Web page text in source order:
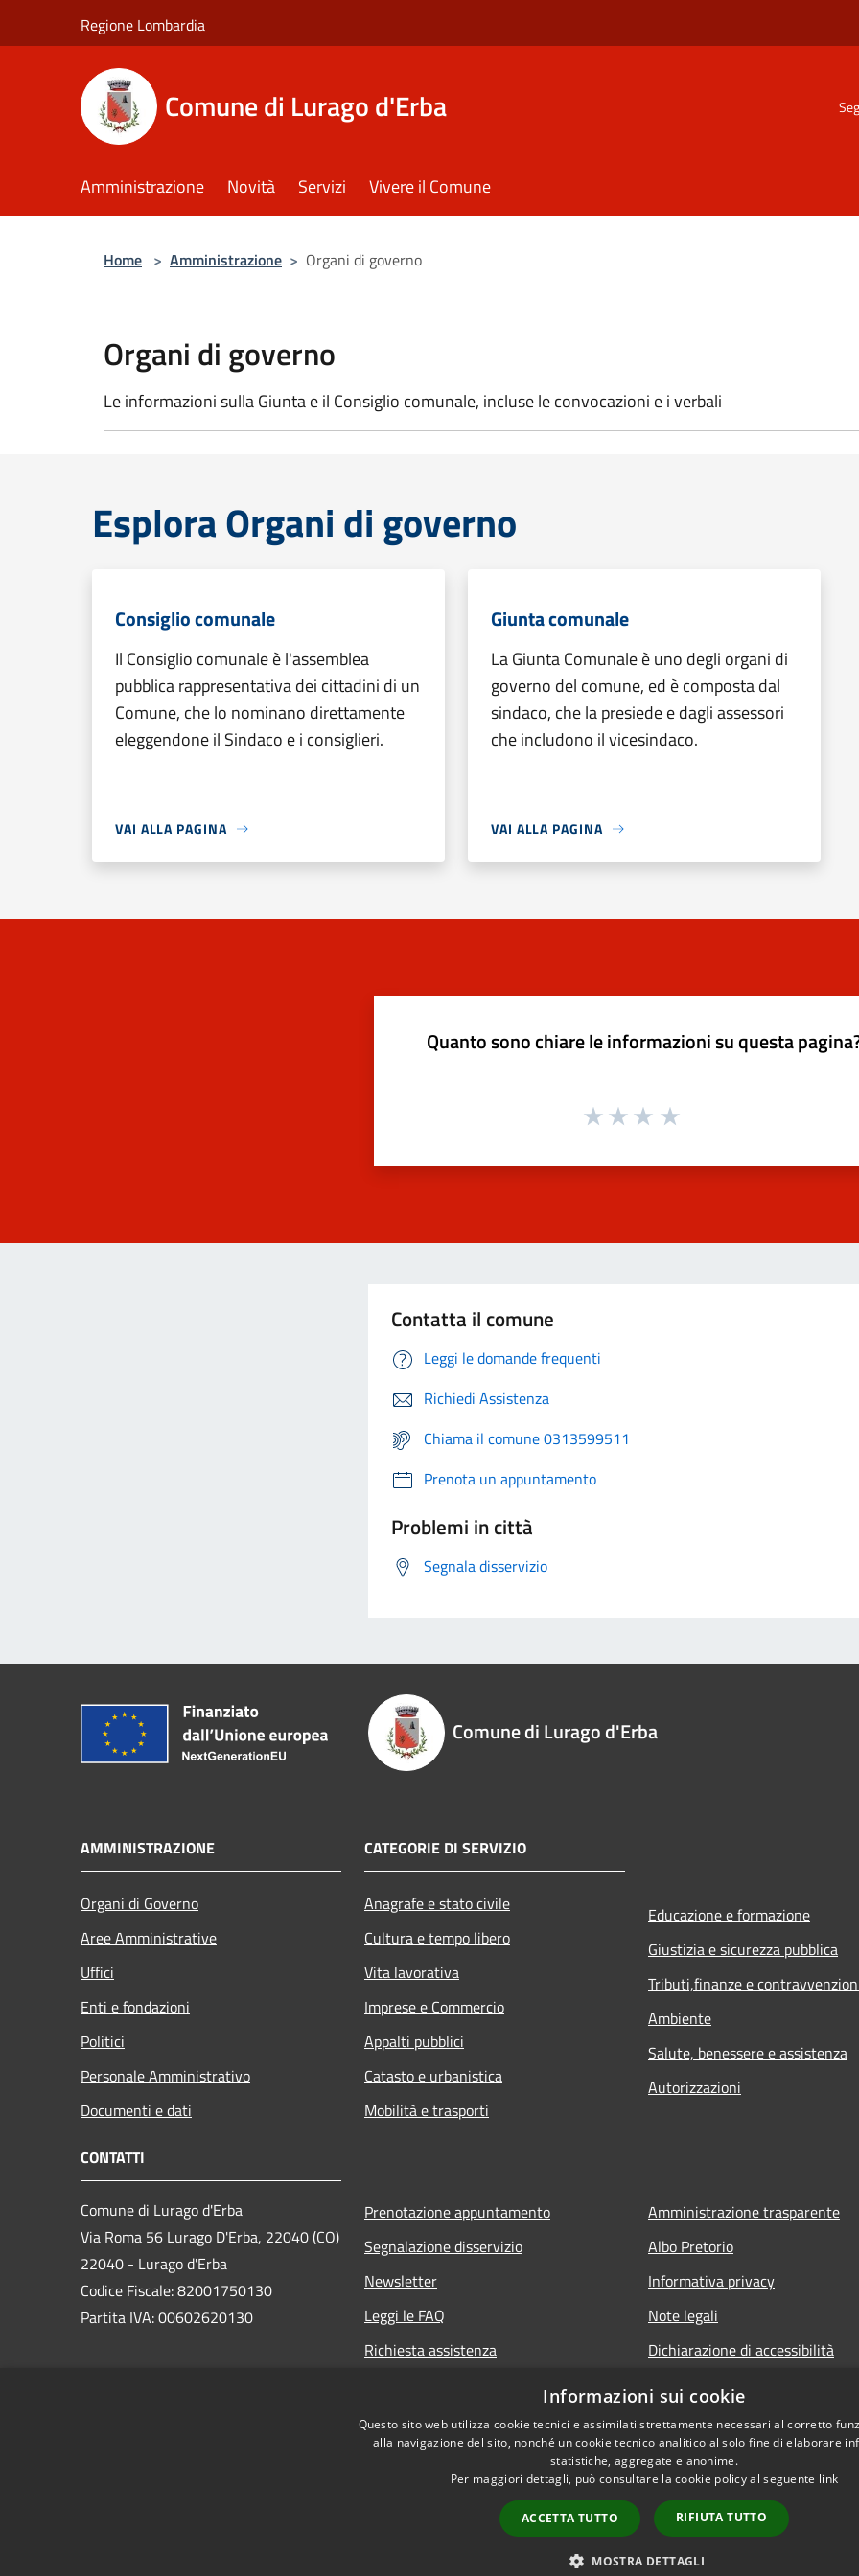
Regione Lombardia
Comune di Lurago d'Erba
Amministrazione Novità Servizi Vivere il Comune
Home > Amministrazione > Organi di governo
Organi di governo
Le informazioni sulla Giunta e il Consiglio comunale, incluse le convocazioni e i verbali
Esplora Organi di governo
Consiglio comunale
Il Consiglio comunale è l'assemblea
pubblica rappresentativa dei cittadini di un
Comune, che lo nominano direttamente
eleggendone il Sindaco e i consiglieri.
VAI ALLA PAGINA
Giunta comunale
La Giunta Comunale è uno degli organi di
governo del comune, ed è composta dal
sindaco, che la presiede e dagli assessori
che includono il vicesindaco.
VAI ALLA PAGINA
Quanto sono chiare le informazioni su questa
Contatta il comune
Leggi le domande frequenti
Richiedi Assistenza
Chiama il comune 0313599511
Prenota un appuntamento
Problemi in città
Segnala disservizio
Comune di Lurago d'Erba
AMMINISTRAZIONE
Organi di Governo
Aree Amministrative
Uffici
Enti e fondazioni
Politici
Personale Amministrativo
Documenti e dati
CATEGORIE DI SERVIZIO
Anagrafe e stato civile
Cultura e tempo libero
Vita lavorativa
Imprese e Commercio
Appalti pubblici
Catasto e urbanistica
Mobilità e trasporti
Educazione e formazione
Giustizia e sicurezza pubblica
Tributi,finanze e
Ambiente
Salute, benessere e assistenza
Autorizzazioni
CONTATTI
Comune di Lurago d'Erba
Via Roma 56 Lurago D'Erba, 22040 (CO)
22040 - Lurago d'Erba
Codice Fiscale: 82001750130
Partita IVA: 00602620130
Prenotazione appuntamento
Segnalazione disservizio
Newsletter
Leggi le FAQ
Richiesta assistenza
Amministrazione trasparente
Albo Pretorio
Informativa privacy
Note legali
Dichiarazione di accessibilità
Copyright © 2026 •
Informazioni sui cookie
Questo sito web utilizza cookie tecnici e assimilati strettamente necessari al corretto
alla navigazione del sito, nonché un cookie tecnico analitico al solo fine di elaborare
statistiche, aggregate e anonime.
Per maggiori dettagli, può consultare la cookie policy al seguente link
ACCETTA TUTTO RIFIUTA TUTTO
MOSTRA DETTAGLI